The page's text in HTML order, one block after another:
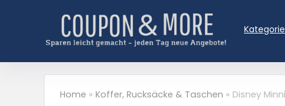
Home » Koffer, Rucksäcke & Taschen » Disney